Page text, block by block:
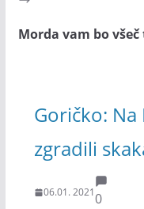
Morda vam bo
Goričko:
zgradili
06.01. 20210